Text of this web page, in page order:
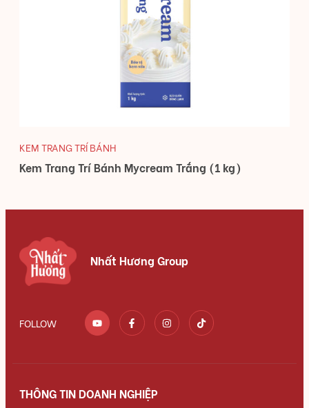
KEM TRANG TRÍ BÁNH
Kem Trang Trí Bánh Mycream Trắng (1 kg)
Nhất Hương Group
FOLLOW
THÔNG TIN DOANH NGHIỆP